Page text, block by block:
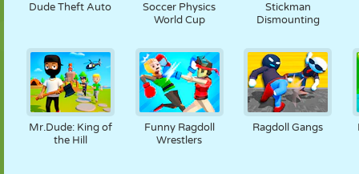
Dude Theft Auto
Soccer Physics
World Cup
Stickman
Dismounting
Mr.Dude: King of
the Hill
Funny Ragdoll
Wrestlers
Ragdoll Gangs